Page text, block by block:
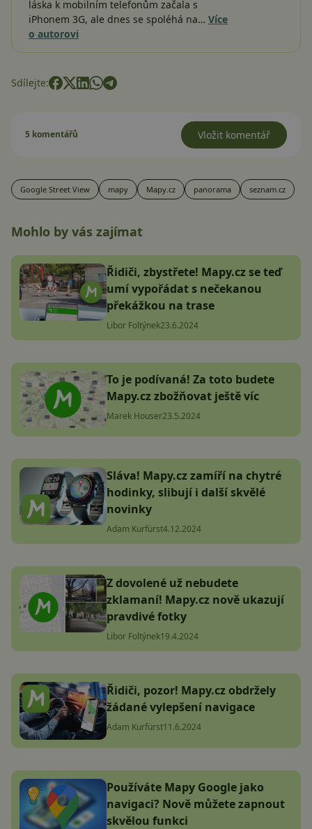
láska k mobilním telefonům začala s
iPhonem 3G, ale dnes se spoléhá na… Více
o autorovi
Sdílejte:
5 komentářů Vložit komentář
Google Street View mapy Mapy.cz panorama seznam.cz
Mohlo by vás zajímat
Řidiči, zbystřete! Mapy.cz se teď
umí vypořádat s nečekanou
překážkou na trase
Libor Foltýnek23.6.2024
To je podívaná! Za toto budete
Mapy.cz zbožňovat ještě víc
Marek Houser23.5.2024
Sláva! Mapy.cz zamíří na chytré
hodinky, slibují i další skvělé
novinky
Adam Kurfürst4.12.2024
Z dovolené už nebudete
zklamaní! Mapy.cz nově ukazují
pravdivé fotky
Libor Foltýnek19.4.2024
Řidiči, pozor! Mapy.cz obdržely
žádané vylepšení navigace
Adam Kurfürst11.6.2024
Používáte Mapy Google jako
navigaci? Nově můžete zapnout
skvělou funkci